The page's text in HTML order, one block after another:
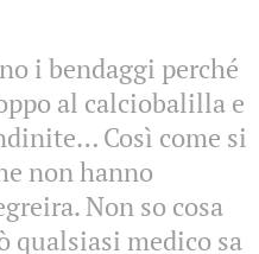
i bendaggi perché
al calciobalilla e
Così come si
non hanno
Non so cosa
qualsiasi medico sa